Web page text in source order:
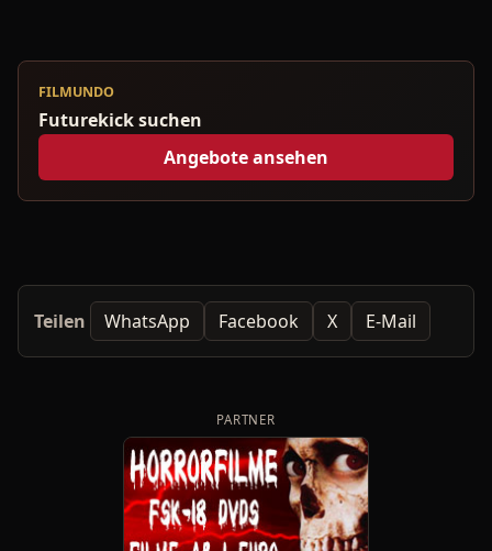
FILMUNDO
Futurekick suchen
Angebote ansehen
Teilen WhatsApp Facebook X E-Mail
PARTNER